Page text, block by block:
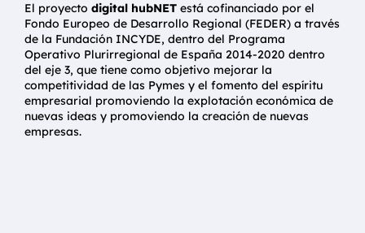
El proyecto digital hubNET está cofinanciado por el
Fondo Europeo de Desarrollo Regional (FEDER) a través
de la Fundación INCYDE, dentro del Programa
Operativo Plurirregional de España 2014-2020 dentro
del eje 3, que tiene como objetivo mejorar la
competitividad de las Pymes y el fomento del espíritu
empresarial promoviendo la explotación económica de
nuevas ideas y promoviendo la creación de nuevas
empresas.